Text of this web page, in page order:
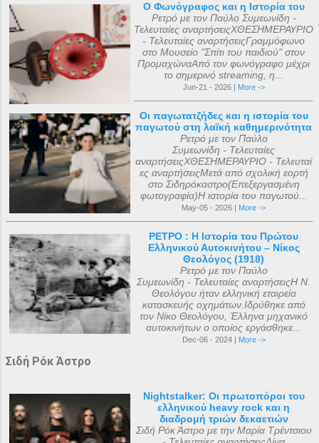
Ο Φωνόγραφος και η Ιστορία του
Ρετρό με τον Παύλο Συμεωνίδη -
Τελευταίες αναρτήσειςΧΘΕΣΗΜΕΡΑΥΡΙΟ
- Τελευταίες αναρτήσειςΓραμμόφωνο
στο Μουσείο "Σπίτι του παιδιού" στον
ΠρομαχώναΑπό τον φωνόγραφο μέχρι
το σημερινό streaming, η...
Jun-21 - 2026 | More ->
Οι παγωτατζήδες και η ιστορία του
παγωτού στη λαϊκή καθημερινότητα
Ρετρό με τον Παύλο
Συμεωνίδη - Τελευταίες
αναρτήσειςΧΘΕΣΗΜΕΡΑΥΡΙΟ - Τελευταί
ες αναρτήσειςΜετά από σχολική εορτή
στο Σιδηρόκαστρο(Επεξεργασμένη
φωτογραφία)Η ιστορία του παγωτού...
May-05 - 2026 | More ->
ΡΕΤΡΟ : Η Ιστορία του Πρώτου
Ελληνικού Αυτοκινήτου – Νίκος
Θεολόγος (1918)
Ρετρό με τον Παύλο
Συμεωνίδη - Τελευταίες αναρτήσειςΗ Ν.
Θεολόγου ήταν ελληνική εταιρεία
κατασκευής οχημάτων.Ιδρύθηκε από
τον Νίκο Θεολόγου, Έλληνα μηχανικό
αυτοκινήτων ο οποίος εργάσθηκε...
Dec-06 - 2024 | More ->
Σιδή Ρόκ Άστρο
Nightstalker: Οι πρωτοπόροι του
ελληνικού heavy rock και η
διαδρομή τριών δεκαετιών
Σιδή Ρόκ Άστρο με την Μαρία Τρέντσιου